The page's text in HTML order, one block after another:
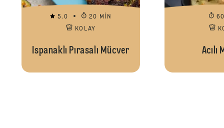
5.0
20 MIN
KOLAY
Ispanaklı Pırasalı Mücver Acılı